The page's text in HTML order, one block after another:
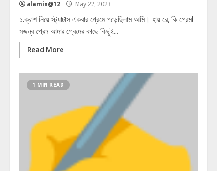
alamin@12 May 22, 2023
১.ক্রাশ নিয়ে স্ট্যাটাস একবার প্রেমে পড়েছিলাম আমি। হায় রে, কি প্রেম!
মজনূর প্রেম আমার প্রেমের কাছে কিছুই...
Read More
1 MIN READ